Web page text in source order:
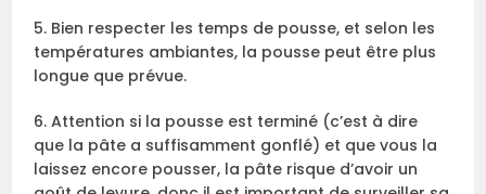
5. Bien respecter les temps de pousse, et selon les
températures ambiantes, la pousse peut être plus
longue que prévue.
6. Attention si la pousse est terminé (c’est à dire
que la pâte a suffisamment gonflé) et que vous la
laissez encore pousser, la pâte risque d’avoir un